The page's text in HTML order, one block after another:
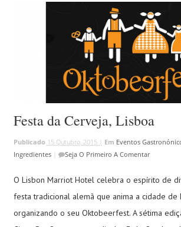
Festa da Cerveja, Lisboa
Publicado 15 Outubro, 2015 | Em Eventos
Ingredientes| Seja O Primeiro A Comentar
O Lisbon Marriot Hotel celebra o espírito de
festa tradicional alemã que anima a cidade de
organizando o seu Oktobeerfest. A sétima